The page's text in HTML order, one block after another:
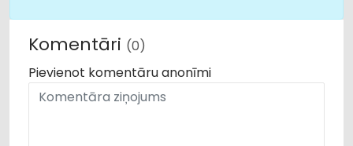
Komentāri (0)
Pievienot komentāru anonīmi